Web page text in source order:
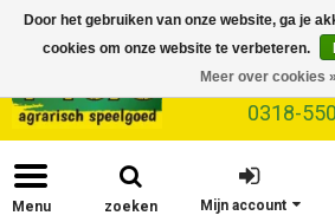
0318-
Menu zoeken Mijn account
Door het gebruiken van onze website, ga je
cookies om onze website te verbeteren.
Meer over cookies